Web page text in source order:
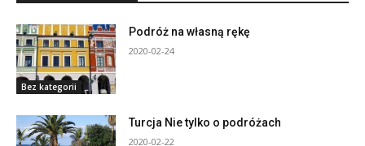
Bez kategorii
Podróż na własną rękę
2020-02-24
Turcja Nie tylko o podróżach
2020-02-22